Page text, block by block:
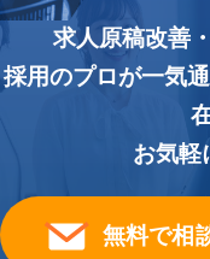
求人原稿改善
採用のプロが一気
お気軽
無料で相